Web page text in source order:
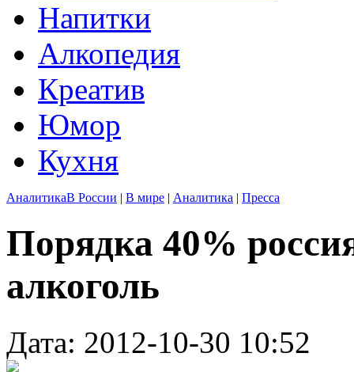
Напитки
Алкопедия
Креатив
Юмор
Кухня
АналитикаВ России | В мире | Аналитика | Пресса
Порядка 40%
алкоголь
Дата: 2012-10-30 10:52